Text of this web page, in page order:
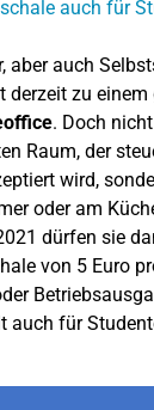
aber auch
derzeit zu
. Doch
Raum, der
wird,
oder am
dürfen sie
von 5 Euro
auch für